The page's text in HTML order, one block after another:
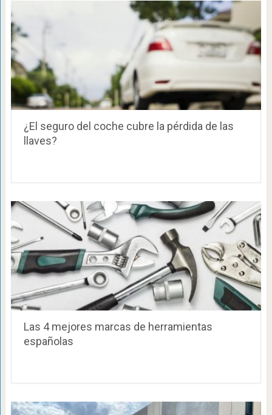
¿El seguro del coche cubre la pérdida de las
llaves?
Las 4 mejores marcas de herramientas
españolas